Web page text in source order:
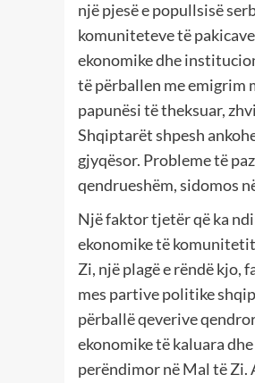
një pjesë e popullsisë
komuniteteve të
ekonomike dhe
të përballen me emigrim
papunësi të theksuar,
Shqiptarët shpesh
gjyqësor. Probleme të
qendrueshëm, sidomos
Një faktor tjetër që ka
ekonomike të
Zi, një plagë e rëndë
mes partive politike
përballë qeverive
ekonomike të kaluara
perëndimor në Mal të Zi.